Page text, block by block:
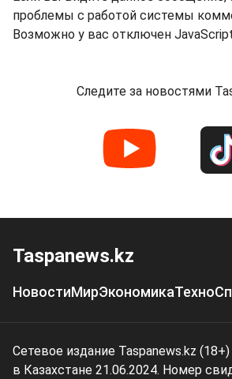
проблемы с работой системы
Возможно у вас отключен
Следите за новостями
Taspanews.kz
НовостиМирЭкономикаТехно
Сетевое издание Taspanews.kz
в Казахстане 21.06.2024. Номер